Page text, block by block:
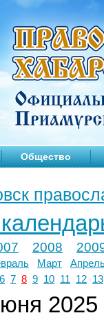
Общество
2008
Март
6 7 8 9 10 11 12 13
2025